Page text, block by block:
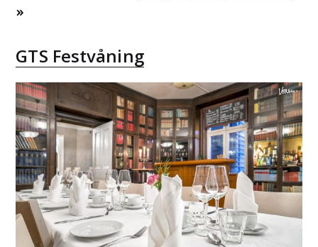
»
GTS Festvåning